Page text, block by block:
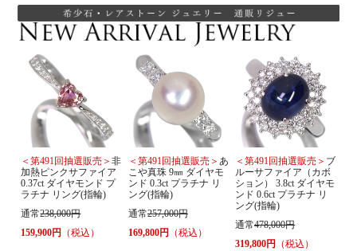
＜第491回抽選販売＞非
加熱ピンクサファイア
0.37ct ダイヤモンド プ
ラチナ リング(指輪)
通常238,000円
159,900円
（税込）
＜第491回抽選販売＞ あ
こや真珠 9㎜ ダイヤモ
ンド 0.3ct プラチナ リ
ング(指輪)
通常257,000円
169,800円
（税込）
＜第491回抽選販売＞ ブ
ルーサファイア（カボ
ション） 3.8ct ダイヤモ
ンド 0.6ct プラチナ リ
ング(指輪)
通常478,000円
319,800円
（税込）